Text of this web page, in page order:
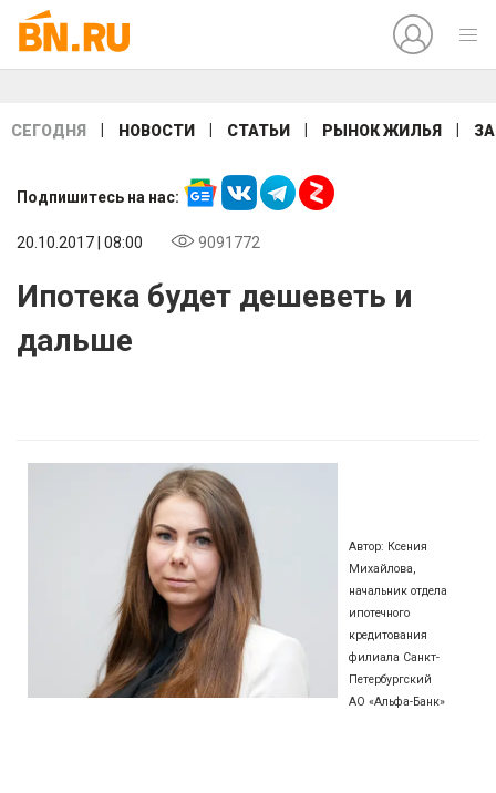
СЕГОДНЯ НОВОСТИ СТАТЬИ РЫНОК ЖИЛЬЯ
Подпишитесь на нас:
20.10.2017 | 08:00 9091772
Ипотека будет дешеветь и
дальше
Автор: Ксения
Михайлова,
начальник отдела
ипотечного
кредитования
филиала Санкт-
Петербургский
АО «Альфа-Банк»